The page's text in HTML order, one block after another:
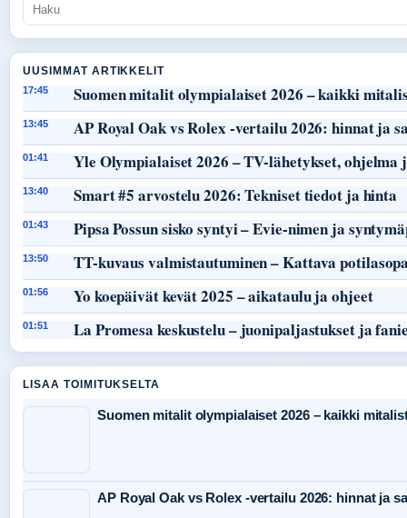
UUSIMMAT ARTIKKELIT
17:45 Suomen mitalit olympialaiset 2026 – kaikki
13:45 AP Royal Oak vs Rolex -vertailu 2026: hinnat ja
01:41 Yle Olympialaiset 2026 – TV-lähetykset, ohjelma
13:40 Smart #5 arvostelu 2026: Tekniset tiedot ja hinta
01:43 Pipsa Possun sisko syntyi – Evie-nimen ja
13:50 TT-kuvaus valmistautuminen – Kattava
01:56 Yo koepäivät kevät 2025 – aikataulu ja ohjeet
01:51 La Promesa keskustelu – juonipaljastukset ja
LISAA TOIMITUKSELTA
Suomen mitalit olympialaiset 2026 – kaikki
AP Royal Oak vs Rolex -vertailu 2026: hinnat ja